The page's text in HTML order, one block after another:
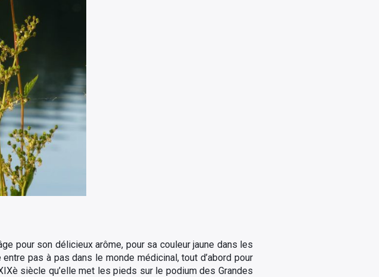
pour son délicieux arôme, pour sa couleur jaune dans les
pas à pas dans le monde médicinal, tout d’abord pour
siècle qu’elle met les pieds sur le podium des Grandes